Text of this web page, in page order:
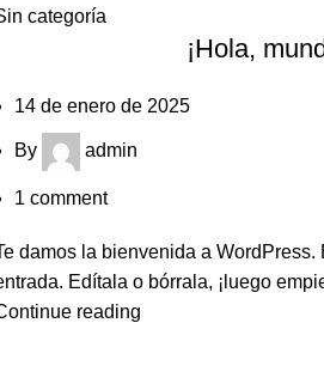
categoría
¡Hola,
14 de enero de 2025
By admin
1 comment
damos la bienvenida a WordPress.
Edítala o bórrala, ¡luego
reading